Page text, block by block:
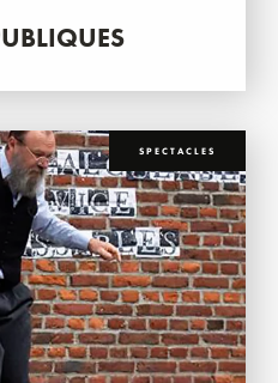
SPECTACLES